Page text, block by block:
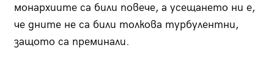
монархиите са били повече, а усещането ни е,
че дните не са били толкова турбулентни,
защото са преминали.